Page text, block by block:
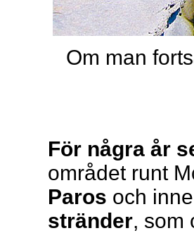
Om man
För några år
området runt
Paros och
stränder, som